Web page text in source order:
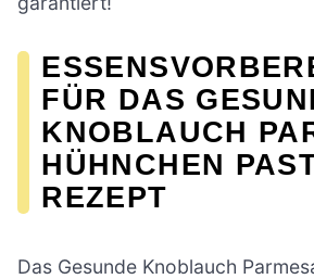
FÜR DAS
KNOBLAUCH
HÜHNCHEN
REZEPT
Das Gesunde Knoblauch